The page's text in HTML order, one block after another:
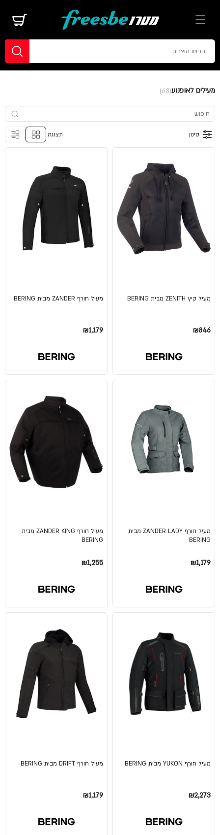
מעילים לאופנוע(68)
סינון תצוגה:
מעיל קיץ ZENITH מבית BERING
₪846
מעיל חורף ZANDER מבית BERING
₪1,179
מעיל חורף ZANDER LADY מבית
BERING
₪1,179
מעיל חורף ZANDER KING מבית
BERING
₪1,255
מעיל חורף YUKON מבית BERING
₪2,273
מעיל חורף DRIFT מבית BERING
₪1,179